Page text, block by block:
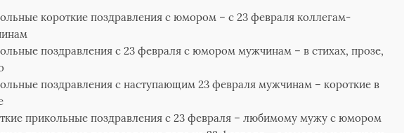
короткие поздравления с юмором – с 23 февраля коллегам-
поздравления с 23 февраля с юмором мужчинам – в стихах, прозе,
поздравления с наступающим 23 февраля мужчинам – короткие в
прикольные поздравления с 23 февраля – любимому мужу с юмором